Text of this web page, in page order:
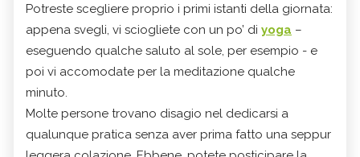
Potreste scegliere proprio i primi istanti della giornata:
appena svegli, vi sciogliete con un po’ di yoga –
eseguendo qualche saluto al sole, per esempio - e
poi vi accomodate per la meditazione qualche
minuto.
Molte persone trovano disagio nel dedicarsi a
qualunque pratica senza aver prima fatto una seppur